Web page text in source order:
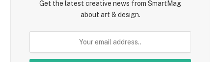
Get the latest creative news from SmartMag
about art & design.